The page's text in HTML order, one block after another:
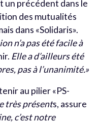
un précédent dans le
des mutualités
dans «Solidaris».
n’a pas été facile à
Elle a d’ailleurs été
pas à l’unanimité.»
au pilier «PS-
très présents, assure
c’est notre